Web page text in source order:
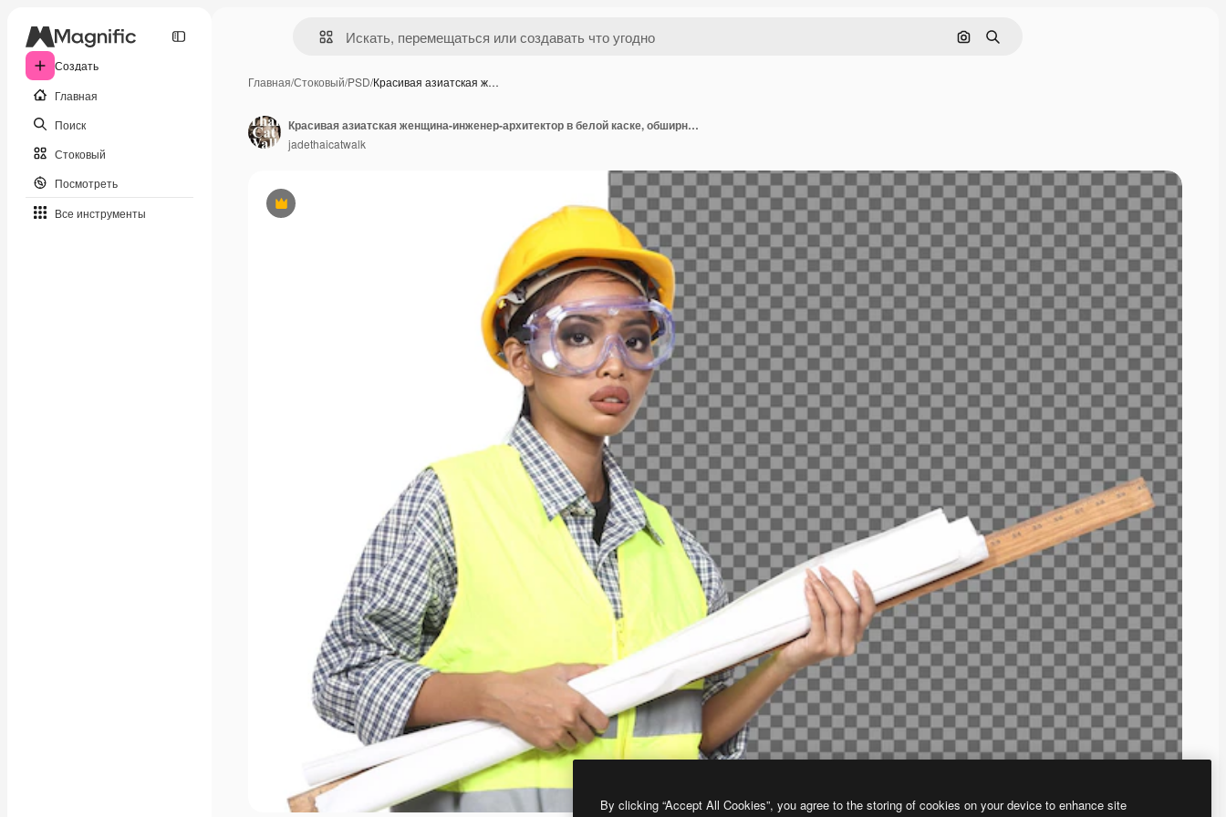
Создать
Главная
Поиск
Стоковый
Посмотреть
Все инструменты
Поиск по изображению
Поиск
Главная/Стоковый/PSD/Красивая азиатская ж…
Премиум
Красивая азиатская женщина-инженер-архитектор в белой каске, обширная безопасность, защитные очки и молоток, план структурной бумаги, изолированный белый фон студии
jadethaicatwalk
By clicking “Accept All Cookies”, you agree to the storing of cookies on your device to enhance site